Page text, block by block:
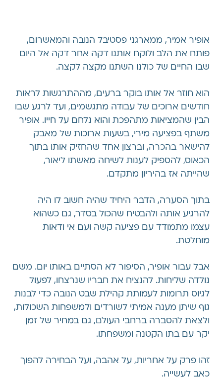
אופיר אמיר, ממארגני פסטיבל הנובה והמאשרום,
פותח את הלב ולוקח אותנו דקה אחר דקה אל היום
שבו החיים של כולנו השתנו מקצה לקצה.
הוא חוזר אל אותו בוקר ברעים, מההתרגשות לראות
חודשים ארוכים של עבודה מתגשמים, ועד לרגע שבו
הבין שהמציאות מתהפכת והוא נלחם על חייו. אופיר
משתף בפציעה מירי, בשעות ארוכות של מאבק
להישאר בהכרה, וברצון אחד שהחזיק אותו בתוך
הכאוס, להספיק לענות לשיחה מאשתו ליאור,
שהייתה אז בהיריון מתקדם.
בתוך הסערה, הדבר היחיד שהיה חשוב לו היה
להרגיע אותה ולהבטיח שהכול בסדר, גם כשהוא
עצמו מתמודד עם פציעה קשה ועם אי ודאות
מוחלטת.
אבל עבור אופיר, הסיפור לא הסתיים באותו יום. משם
נולדה שליחות. להנציח את חבריו שנרצחו, לפעול
לגיוס תרומות לעמותת קהילת שבט הנובה כדי לבנות
גוף שיתן מענה אמיתי לשורדים ולמשפחות השכולות,
ולצאת להסברה ברחבי העולם, גם במחיר של זמן
יקר עם בתו הקטנה ומשפחתו.
זהו פרק על אחריות, על אהבה, ועל הבחירה להפוך
כאב לעשייה.